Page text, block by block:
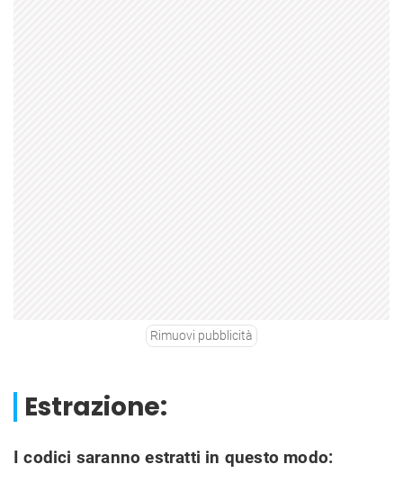
Rimuovi pubblicità
Estrazione:
I codici saranno estratti in questo modo: